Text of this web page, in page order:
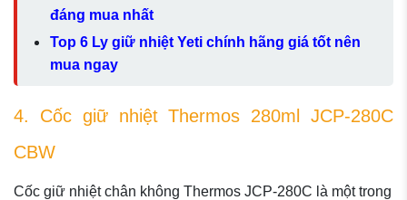
đáng mua nhất
Top 6 Ly giữ nhiệt Yeti chính hãng giá tốt nên
mua ngay
4. Cốc giữ nhiệt Thermos 280ml JCP-280C
CBW
Cốc giữ nhiệt chân không Thermos JCP-280C là một trong